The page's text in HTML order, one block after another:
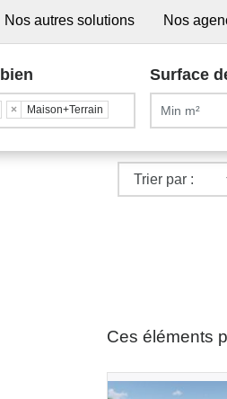
Nos autres solutions Nos
× Maison+Terrain
Surface
Ces éléments